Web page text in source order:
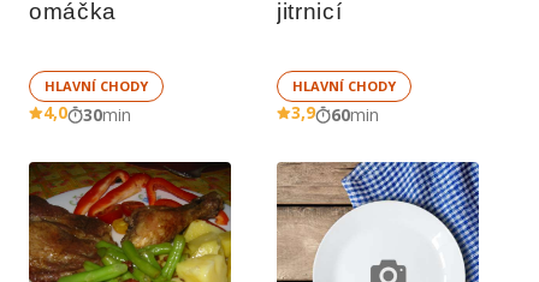
omáčka
HLAVNÍ CHODY
4,0 30min
jitrnicí
HLAVNÍ CHODY
3,9 60min